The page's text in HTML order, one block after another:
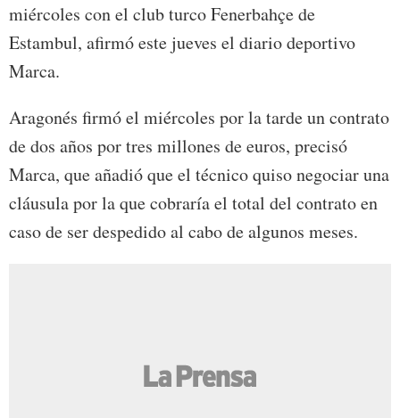
miércoles con el club turco Fenerbahçe de
Estambul, afirmó este jueves el diario deportivo
Marca.
Aragonés firmó el miércoles por la tarde un contrato
de dos años por tres millones de euros, precisó
Marca, que añadió que el técnico quiso negociar una
cláusula por la que cobraría el total del contrato en
caso de ser despedido al cabo de algunos meses.